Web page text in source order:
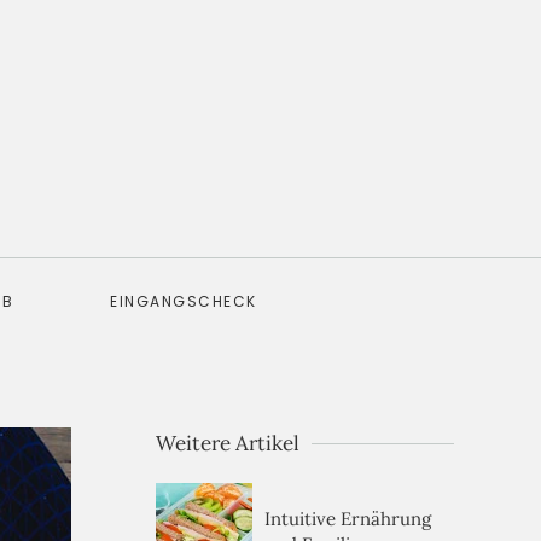
EINGANGSCHECK
Weitere Artikel
Intuitive Ernährung